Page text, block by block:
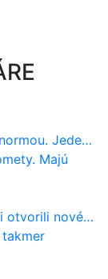
priemerne 1251 eur!
Majú
ktoré to sú?